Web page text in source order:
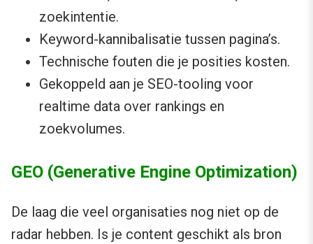
zoekintentie.
Keyword-kannibalisatie tussen pagina’s.
Technische fouten die je posities kosten.
Gekoppeld aan je SEO-tooling voor
realtime data over rankings en
zoekvolumes.
GEO (Generative Engine Optimization)
De laag die veel organisaties nog niet op de
radar hebben. Is je content geschikt als bron